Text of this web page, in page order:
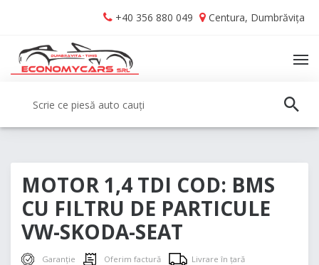
navigation
content
+40 356 880 049 Centura, Dumbrăvița
MOTOR 1,4 TDI COD: BMS
CU FILTRU DE PARTICULE
VW-SKODA-SEAT
Garanție Oferim factură Livrare în țară